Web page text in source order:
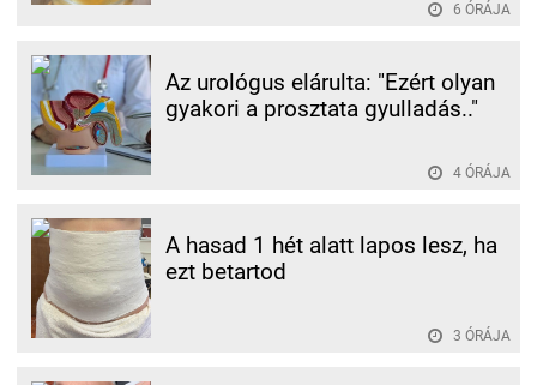
6 ÓRÁJA
Az urológus elárulta: "Ezért olyan
gyakori a prosztata gyulladás.."
4 ÓRÁJA
A hasad 1 hét alatt lapos lesz, ha
ezt betartod
3 ÓRÁJA